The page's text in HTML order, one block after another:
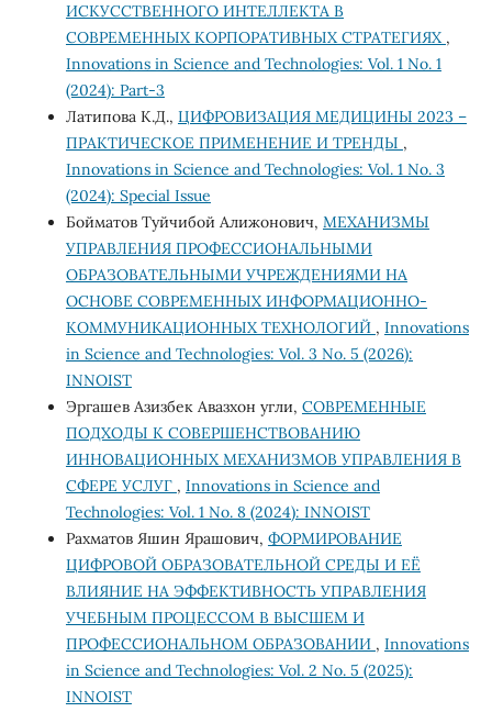
ИСКУССТВЕННОГО ИНТЕЛЛЕКТА В
СОВРЕМЕННЫХ КОРПОРАТИВНЫХ СТРАТЕГИЯХ ,
Innovations in Science and Technologies: Vol. 1 No. 1
(2024): Part-3
Латипова К.Д., ЦИФРОВИЗАЦИЯ МЕДИЦИНЫ 2023 –
ПРАКТИЧЕСКОЕ ПРИМЕНЕНИЕ И ТРЕНДЫ ,
Innovations in Science and Technologies: Vol. 1 No. 3
(2024): Special Issue
Бойматов Туйчибой Алижонович, МЕХАНИЗМЫ
УПРАВЛЕНИЯ ПРОФЕССИОНАЛЬНЫМИ
ОБРАЗОВАТЕЛЬНЫМИ УЧРЕЖДЕНИЯМИ НА
ОСНОВЕ СОВРЕМЕННЫХ ИНФОРМАЦИОННО-
КОММУНИКАЦИОННЫХ ТЕХНОЛОГИЙ , Innovations
in Science and Technologies: Vol. 3 No. 5 (2026):
INNOIST
Эргашев Азизбек Авазхон угли, СОВРЕМЕННЫЕ
ПОДХОДЫ К СОВЕРШЕНСТВОВАНИЮ
ИННОВАЦИОННЫХ МЕХАНИЗМОВ УПРАВЛЕНИЯ В
СФЕРЕ УСЛУГ , Innovations in Science and
Technologies: Vol. 1 No. 8 (2024): INNOIST
Рахматов Яшин Ярашович, ФОРМИРОВАНИЕ
ЦИФРОВОЙ ОБРАЗОВАТЕЛЬНОЙ СРЕДЫ И ЕЁ
ВЛИЯНИЕ НА ЭФФЕКТИВНОСТЬ УПРАВЛЕНИЯ
УЧЕБНЫМ ПРОЦЕССОМ В ВЫСШЕМ И
ПРОФЕССИОНАЛЬНОМ ОБРАЗОВАНИИ , Innovations
in Science and Technologies: Vol. 2 No. 5 (2025):
INNOIST